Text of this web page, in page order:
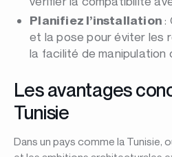
Planifiez l’installation :
et la pose pour éviter les
la facilité de manipulation
Les avantages
Tunisie
Dans un pays comme la Tunisie,